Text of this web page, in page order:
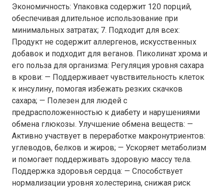
Экономичность: Упаковка содержит 120 порций,
обеспечивая длительное использование при
минимальных затратах; 7. Подходит для всех:
Продукт не содержит аллергенов, искусственных
добавок и подходит для веганов. Пиколинат хрома и
его польза для организма: Регуляция уровня сахара
в крови: — Поддерживает чувствительность клеток
к инсулину, помогая избежать резких скачков
сахара; — Полезен для людей с
предрасположенностью к диабету и нарушениями
обмена глюкозы. Улучшение обмена веществ: —
Активно участвует в переработке макронутриентов:
углеводов, белков и жиров; — Ускоряет метаболизм
и помогает поддерживать здоровую массу тела.
Поддержка здоровья сердца: — Способствует
нормализации уровня холестерина, снижая риск